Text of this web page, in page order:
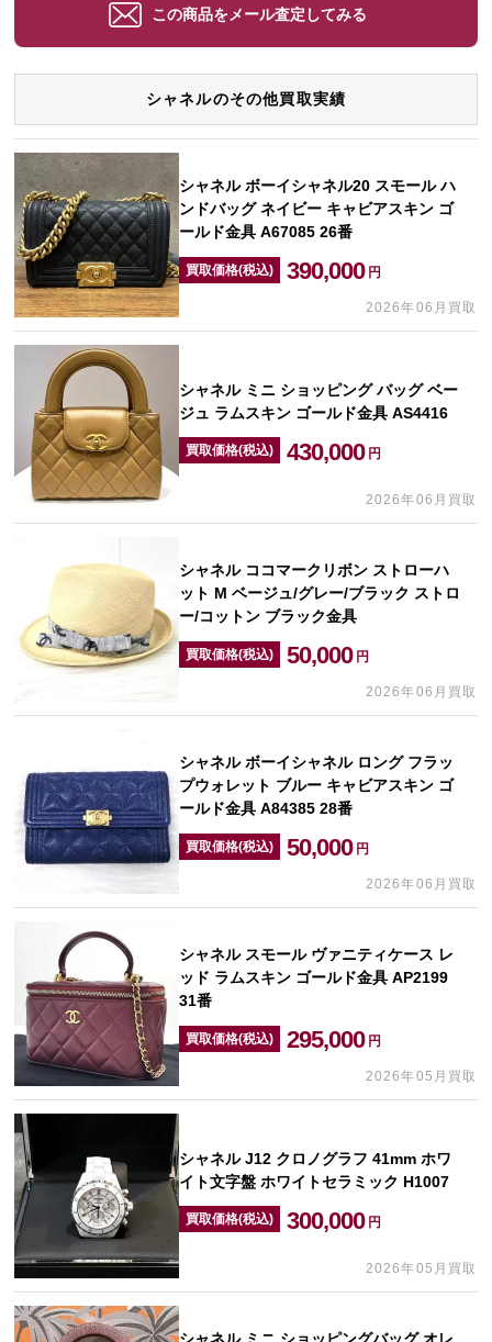
この商品をメール査定してみる
シャネルのその他買取実績
シャネル ボーイシャネル20 スモール ハ
ンドバッグ ネイビー キャビアスキン ゴ
ールド金具 A67085 26番
買取価格(税込) 390,000 円
2026年06月買取
シャネル ミニ ショッピング バッグ ベー
ジュ ラムスキン ゴールド金具 AS4416
買取価格(税込) 430,000 円
2026年06月買取
シャネル ココマークリボン ストローハ
ット M ベージュ/グレー/ブラック ストロ
ー/コットン ブラック金具
買取価格(税込) 50,000 円
2026年06月買取
シャネル ボーイシャネル ロング フラッ
プウォレット ブルー キャビアスキン ゴ
ールド金具 A84385 28番
買取価格(税込) 50,000 円
2026年06月買取
シャネル スモール ヴァニティケース レ
ッド ラムスキン ゴールド金具 AP2199
31番
買取価格(税込) 295,000 円
2026年05月買取
シャネル J12 クロノグラフ 41mm ホワ
イト文字盤 ホワイトセラミック H1007
買取価格(税込) 300,000 円
2026年05月買取